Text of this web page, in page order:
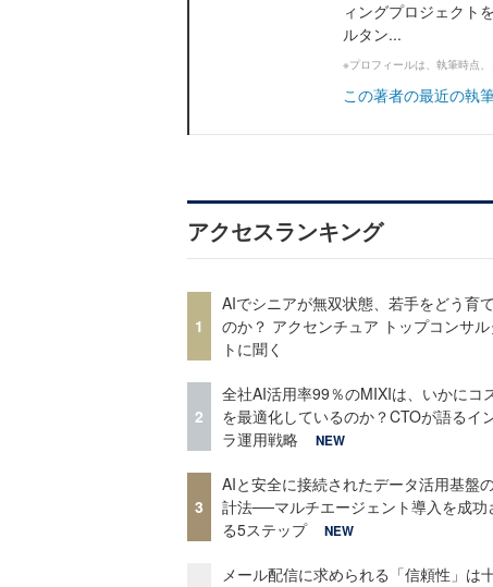
ィングプロジェクト
ルタン...
※プロフィールは、執筆時点
この著者の最近の執
アクセスランキング
1
AIでシニアが無双状態、若手をどう育
のか？ アクセンチュア トップコンサル
トに聞く
2
全社AI活用率99％のMIXIは、いかにコ
を最適化しているのか？CTOが語るイ
ラ運用戦略
NEW
3
AIと安全に接続されたデータ活用基盤
計法──マルチエージェント導入を成功
る5ステップ
NEW
メール配信に求められる「信頼性」は